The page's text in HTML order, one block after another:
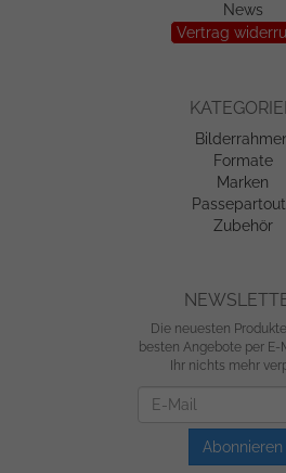
News
Vertrag
Formate
Marken
Zubehör
Die neuesten
besten Angebote per E-
Ihr nichts mehr
Abonnieren